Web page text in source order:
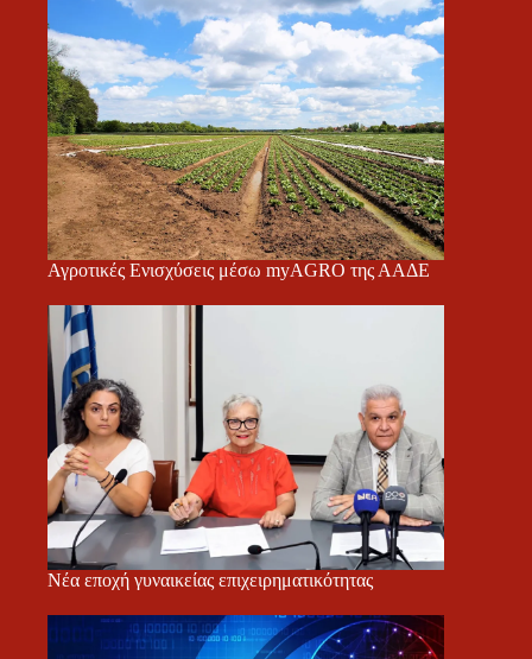
Αγροτικές Ενισχύσεις μέσω myAGRO της ΑΑΔΕ
Νέα εποχή γυναικείας επιχειρηματικότητας